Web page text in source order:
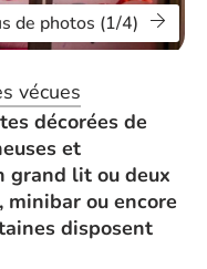
de photos (1/4)
vécues
décorées de
et
grand lit ou deux
minibar ou encore
disposent